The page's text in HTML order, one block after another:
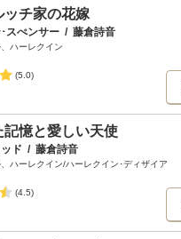
ッチ家の花嫁
スぺンサー / 藤倉詩音
ハーレクイン
(5.0)
記憶と愛しい天使
ド / 藤倉詩音
ハーレクイン/ハーレクイン･ディザイア
(4.5)